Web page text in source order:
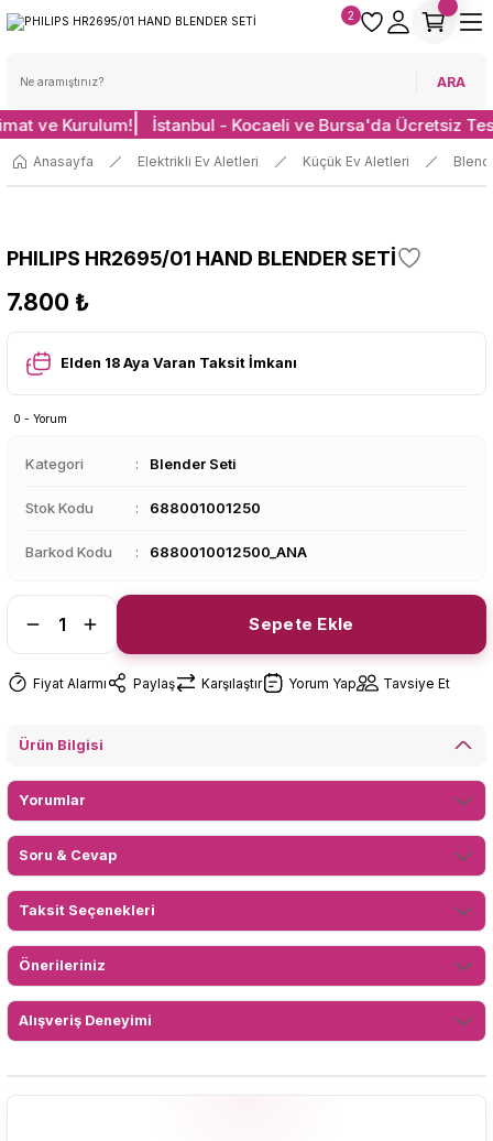
ARA
2
ve Kurulum! İstanbul - Kocaeli ve Bursa'da Ücretsiz
Anasayfa Elektrikli Ev Aletleri Küçük Ev Aletleri
PHILIPS HR2695/01 HAND BLENDER SETİ
7.800 ₺
Elden 18 Aya Varan Taksit İmkanı
0 - Yorum
Kategori Blender Seti
Stok Kodu 688001001250
Barkod Kodu 6880010012500_ANA
Sepete Ekle
Fiyat Alarmı Paylaş Karşılaştır Yorum Yap Tavsiye Et
Ürün Bilgisi
Yorumlar
Soru & Cevap
Taksit Seçenekleri
Önerileriniz
Alışveriş Deneyimi